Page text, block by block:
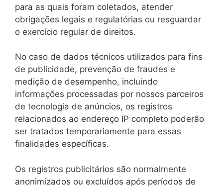
para as quais foram coletados, atender
obrigações legais e regulatórias ou resguardar
o exercício regular de direitos.
No caso de dados técnicos utilizados para fins
de publicidade, prevenção de fraudes e
medição de desempenho, incluindo
informações processadas por nossos parceiros
de tecnologia de anúncios, os registros
relacionados ao endereço IP completo poderão
ser tratados temporariamente para essas
finalidades específicas.
Os registros publicitários são normalmente
anonimizados ou excluídos após períodos de